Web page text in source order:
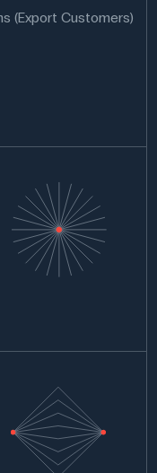
(Export Customers)